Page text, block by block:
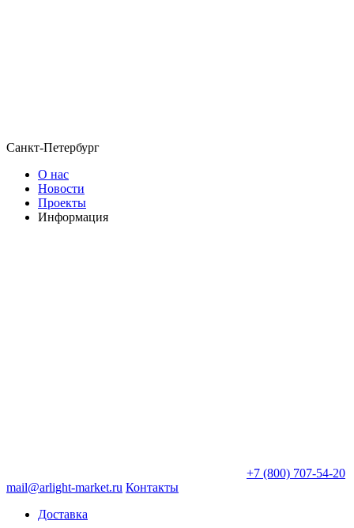
Санкт-Петербург
О нас
Новости
Проекты
Информация
+7 (800) 707-54-20
mail@arlight-market.ru Контакты
Доставка